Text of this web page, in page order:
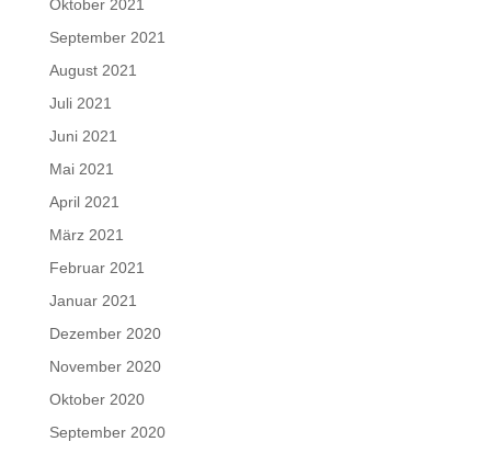
Oktober 2021
September 2021
August 2021
Juli 2021
Juni 2021
Mai 2021
April 2021
März 2021
Februar 2021
Januar 2021
Dezember 2020
November 2020
Oktober 2020
September 2020